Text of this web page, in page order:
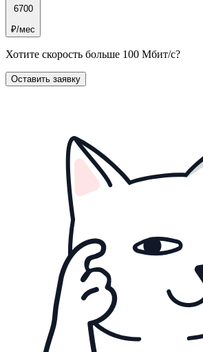
6700
₽/мес
Хотите скорость больше 100 Мбит/с?
Оставить заявку